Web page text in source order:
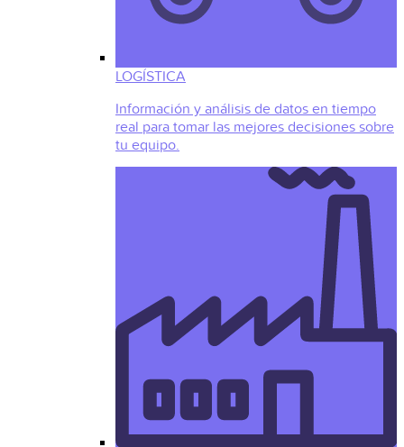
LOGÍSTICA
Información y análisis de datos en tiempo
real para tomar las mejores decisiones sobre
tu equipo.